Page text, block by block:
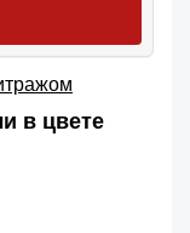
в цвете